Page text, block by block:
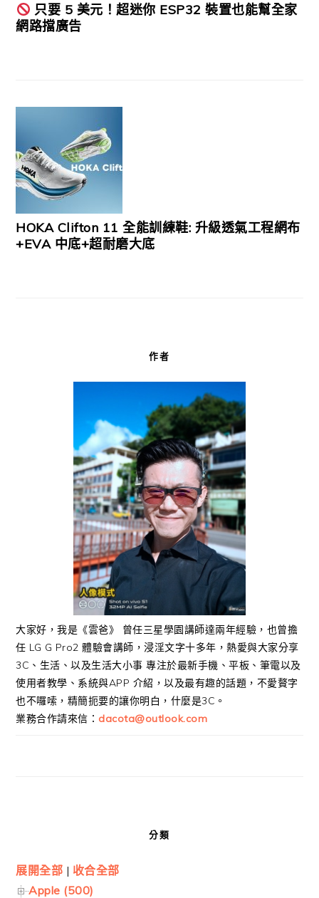
只要 5 美元！超迷你 ESP32 裝置也能幫全家
網路擋廣告
HOKA Clifton 11 全能訓練鞋: 升級透氣工程網布
+EVA 中底+超耐磨大底
作者
大家好，我是《雲爸》 曾任三星學園講師達兩年經驗，也曾擔
任 LG G Pro2 體驗會講師，浸淫文字十多年，熱愛與大家分享
3C、生活、以及生活大小事 專注於最新手機、平板、筆電以及
使用者教學、系統與APP 介紹，以及最有趣的話題，不愛贅字
也不囉嗦，精簡扼要的讓你明白，什麼是3C。
業務合作請來信： dacota@outlook.com
分類
展開全部 | 收合全部
Apple (500)